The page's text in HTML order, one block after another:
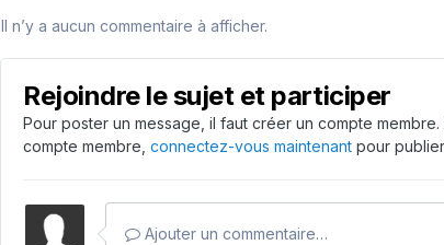
Il n’y a aucun commentaire à afficher.
Rejoindre le sujet et participer
Pour poster un message, il faut créer un compte
compte membre, connectez-vous maintenant pour
Ajouter un commentaire…